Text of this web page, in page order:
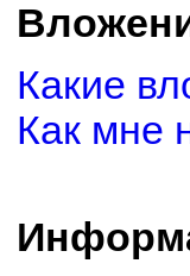
Какие
Как мне